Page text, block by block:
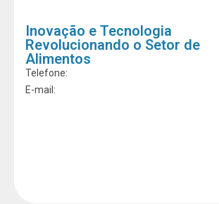
Inovação e Tecnologia
Revolucionando o Setor de
Alimentos
Telefone:
E-mail: